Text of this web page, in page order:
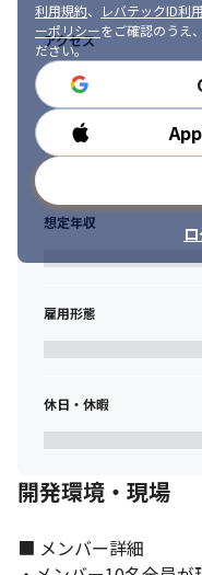
自分のスキルを最大限伸
利用規約、 レバテックID利
ーポリシーをご確認のうえ
ださい。
アクセス
勤務時間
想定年収
雇用形態
休日・休暇
開発環境・現場
■ メンバー詳細